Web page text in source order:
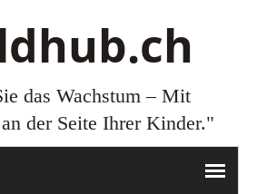
das Wachstum – Mit
der Seite Ihrer Kinder."